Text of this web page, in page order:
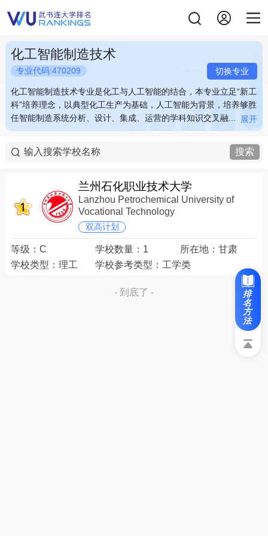
化工智能制造技术
专业代码:470209 切换专业
化工智能制造技术专业是化工与人工智能的结合，本专业立足“新工
科”培养理念，以典型化工生产为基础，人工智能为背景，培养够胜
任智能制造系统分析、设计、集成、运营的学科知识交叉融...
化工智能制造技术专业是化工与人工智能的结合，本专业立足“新工
科”培养理念，以典型化工生产为基础，人工智能为背景，培养够胜
任智能制造系统分析、设计、集成、运营的学科知识交叉融合型工
展开
化工智能制造技术专业是化工与人工智能的结合，本专业立足“新工
科”培养理念，以典型化工生产为基础，人工智能为背景，培养够胜
任智能制造系统分析、设计、集成、运营的学科知识交叉融...
化工智能制造技术专业是化工与人工智能的结合，本专业立足“新工
科”培养理念，以典型化工生产为基础，人工智能为背景，培养够胜
任智能制造系统分析、设计、集成、运营的学科知识交叉融合型工
展开
搜索
兰州石化职业技术大学
Lanzhou Petrochemical University of
Vocational Technology
双高计划
等级： C 学校数量： 1 所在地： 甘肃
学校类型： 理工 学校参考类型： 工学类
- 到底了 -
排
名
方
法